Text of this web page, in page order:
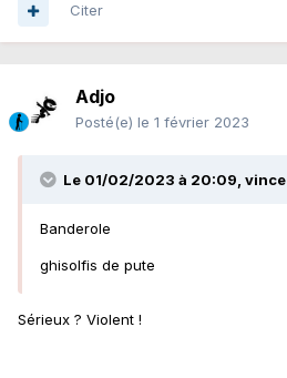
Citer
Adjo
Posté(e) le 1 février 2023
Le 01/02/2023 à 20:09, vince
Banderole
ghisolfis de pute
Sérieux ? Violent !